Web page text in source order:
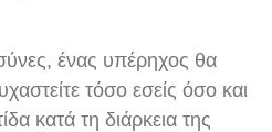
ένας υπέρηχος θα
τόσο εσείς όσο και
κατά τη διάρκεια της